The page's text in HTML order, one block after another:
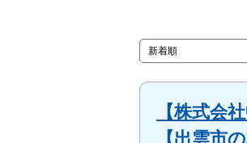
【株式会
【出雲市